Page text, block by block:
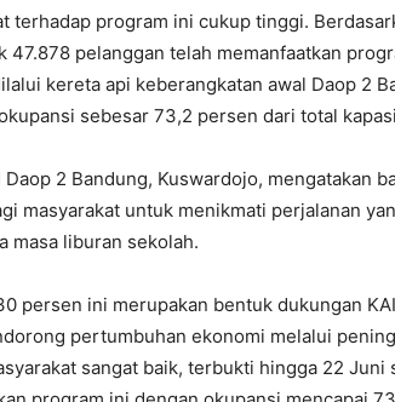
terhadap program ini cukup tinggi.
47.878 pelanggan telah memanfaatkan
kereta api keberangkatan awal Daop 2
sebesar 73,2 persen dari total
Daop 2 Bandung, Kuswardojo, mengatakan
masyarakat untuk menikmati perjalanan
masa liburan sekolah.
persen ini merupakan bentuk dukungan
pertumbuhan ekonomi melalui
sangat baik, terbukti hingga 22 Juni